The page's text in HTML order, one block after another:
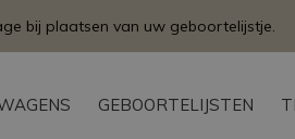
GEBOORTELIJSTEN
bij plaatsen van uw geboortelijstje.